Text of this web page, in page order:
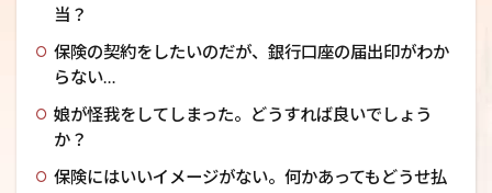
当？
保険の契約をしたいのだが、銀行口座の届出印がわか
らない…
娘が怪我をしてしまった。どうすれば良いでしょう
か？
保険にはいいイメージがない。何かあってもどうせ払